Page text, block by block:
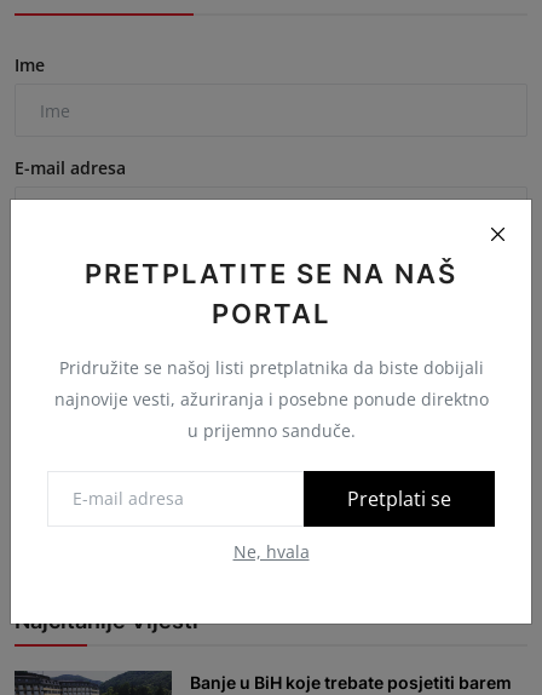
PRETPLATITE SE NA NAŠ
PORTAL
Pridružite se našoj listi pretplatnika da biste dobijali
najnovije vesti, ažuriranja i posebne ponude direktno
u prijemno sanduče.
Pretplati se
Ne, hvala
Ime
E-mail adresa
Komentar
Objavi komentar
Najčitanije Vijesti
Banje u BiH koje trebate posjetiti barem